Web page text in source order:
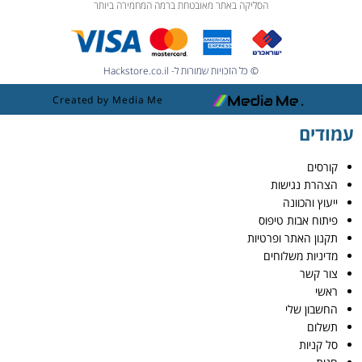
הסליקה באתר מאובטחת ברמה המחמירה ביותר
© כל הזכויות שמורות ל- Hackstore.co.il
Created by Media Me
עמודים
קורסים
הצהרת נגישות
ייעוץ והכוונה
פיתוח אבות טיפוס
תקנון האתר ופרטיות
מדיניות משלוחים
צור קשר
ראשי
החשבון שלי
תשלום
סל קניות